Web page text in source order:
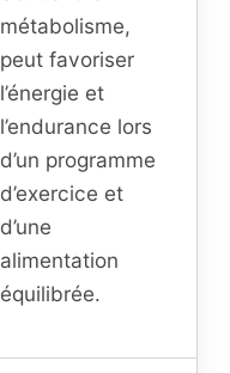
métabolisme,
peut favoriser
l’énergie et
l’endurance lors
d’un programme
d’exercice et
d’une
alimentation
équilibrée.